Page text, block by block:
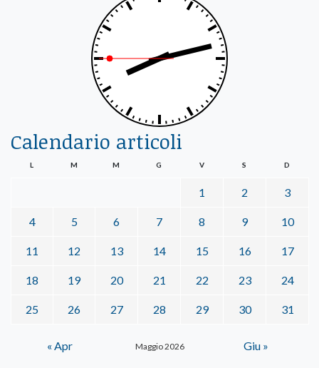
Calendario articoli
Maggio 2026
L M M G V S D
1 2 3
4 5 6 7 8 9 10
11 12 13 14 15 16 17
18 19 20 21 22 23 24
25 26 27 28 29 30 31
« Apr Giu »